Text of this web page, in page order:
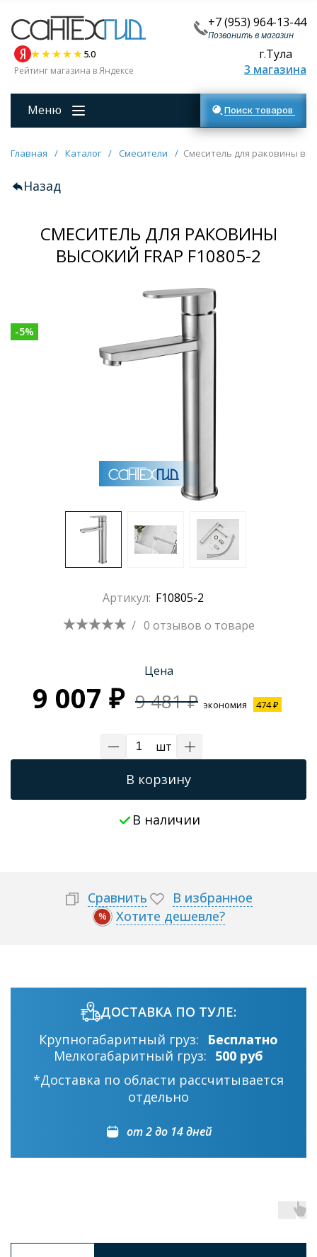
+7 (953) 964-13-44
Позвонить в магазин
5.0
Рейтинг магазина в Яндексе
г.Тула
3 магазина
Меню Поиск товаров
Главная / Каталог / Смесители / Смеситель для раковины
Назад
СМЕСИТЕЛЬ ДЛЯ РАКОВИНЫ
ВЫСОКИЙ FRAP F10805-2
-5%
Артикул: F10805-2
/ 0 отзывов о товаре
Цена
9 007 ₽ 9 481 ₽ экономия 474 ₽
шт
В корзину
В наличии
Сравнить В избранное
% Хотите дешевле?
ДОСТАВКА ПО ТУЛЕ:
Крупногабаритный груз:
Бесплатно
Мелкогабаритный груз: 500 руб
*Доставка по области рассчитывается
отдельно
от 2 до 14 дней